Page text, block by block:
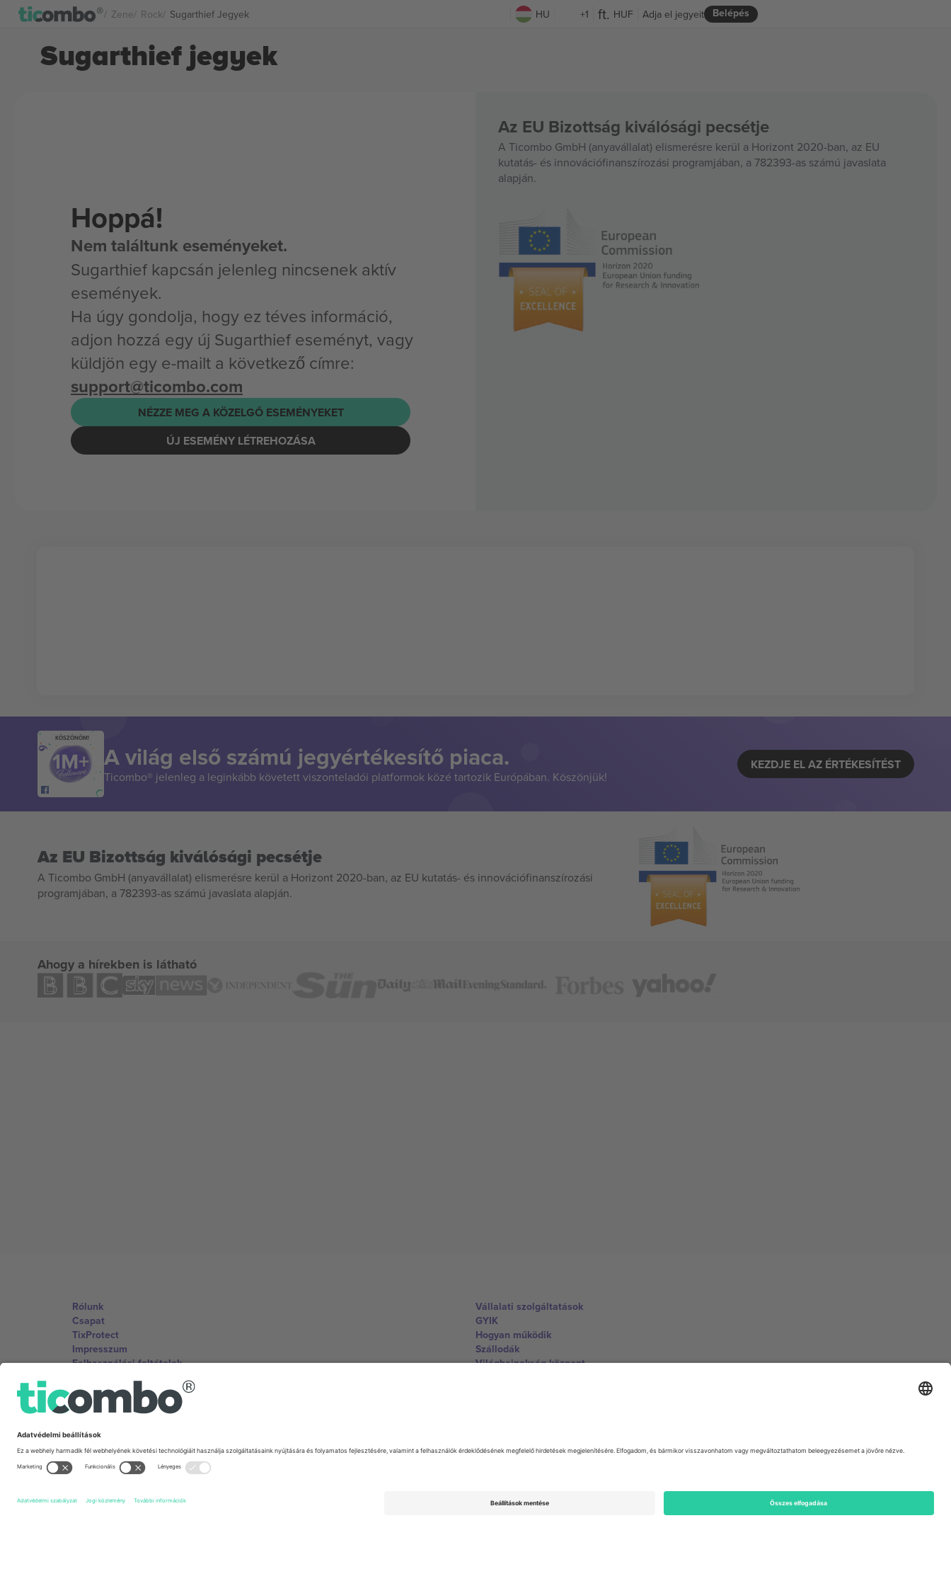
Zene Rock Sugarthief Jegyek HU +1 HUF Belépés
Adja el jegyeit
Sugarthief jegyek
Hoppá!
Nem találtunk eseményeket.
Sugarthief kapcsán jelenleg nincsenek aktív
események.
Ha úgy gondolja, hogy ez téves információ,
adjon hozzá egy új Sugarthief eseményt, vagy
küldjön egy e-mailt a következő címre:
support@ticombo.com
NÉZZE MEG A KÖZELGŐ ESEMÉNYEKET
ÚJ ESEMÉNY LÉTREHOZÁSA
Az EU Bizottság kiválósági pecsétje
A Ticombo GmbH (anyavállalat) elismerésre kerül a Horizont 2020-ban, az EU
kutatás- és innovációfinanszírozási programjában, a 782393-as számú javaslata
alapján.
KÖSZÖNÖM!
A világ első számú jegyértékesítő piaca.
Ticombo® jelenleg a leginkább követett viszonteladói platformok közé tartozik Európában. Köszönjük!
KEZDJE EL AZ ÉRTÉKESÍTÉST
Az EU Bizottság kiválósági pecsétje
A Ticombo GmbH (anyavállalat) elismerésre kerül a Horizont 2020-ban, az EU kutatás- és innovációfinanszírozási
programjában, a 782393-as számú javaslata alapján.
Ahogy a hírekben is látható
Rólunk
Csapat
TixProtect
Impresszum
Felhasználási feltételek
Partnerprogram
Vállalati szolgáltatások
GYIK
Hogyan működik
Szállodák
Világbajnokság központ